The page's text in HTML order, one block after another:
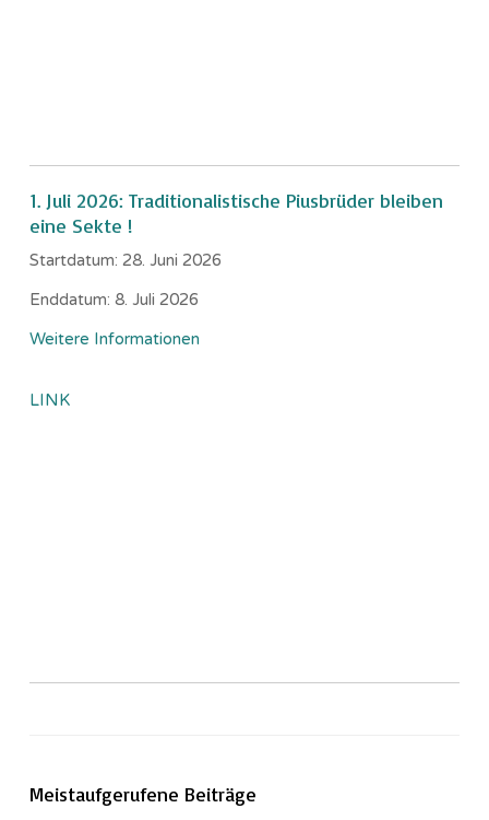
1. Juli 2026: Traditionalistische Piusbrüder bleiben
eine Sekte !
Startdatum: 28. Juni 2026
Enddatum: 8. Juli 2026
Weitere Informationen
LINK
Meistaufgerufene Beiträge